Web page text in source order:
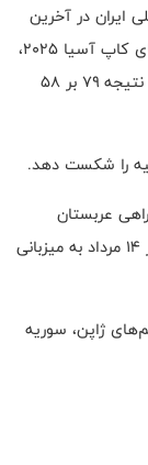
ایران در آخرین
بازی تدارکاتی خود در روسيه پیش از آغاز رقابت‌های کاپ آسیا ۲۰۲۵،
در شهر مسکو برابر تیم ملی روسیه قرار گرفت و با نتیجه ۷۹ بر ۵۸
را شكست دهد.
عربستان
خواهند شد تا در رقابت‌های کاپ آسیا ۲۰۲۵ که از ۱۴ مرداد به میزبانی
ژاپن، سوریه